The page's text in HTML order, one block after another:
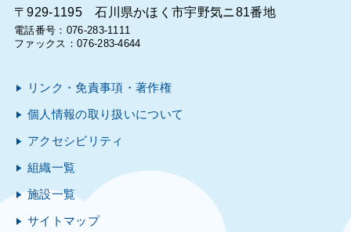
〒929-1195 石川県かほく市宇野気ニ81番地
電話番号：076-283-1111
ファックス：076-283-4644
リンク・免責事項・著作権
個人情報の取り扱いについて
アクセシビリティ
組織一覧
施設一覧
サイトマップ